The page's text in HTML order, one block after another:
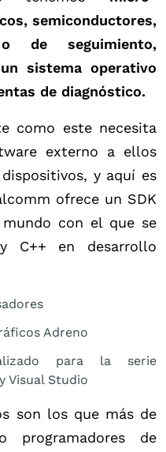
semiconductores,
de seguimiento,
sistema operativo
de diagnóstico.
como este necesita
externo a ellos
y aquí es
ofrece un SDK
con el que se
C++ en desarrollo
Adreno
para la serie
Visual Studio
son los que más de
programadores de